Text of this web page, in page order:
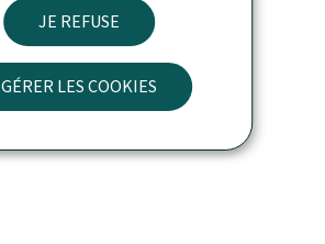
JE REFUSE
GÉRER LES COOKIES